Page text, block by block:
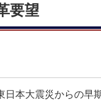
要望
本大震災からの早